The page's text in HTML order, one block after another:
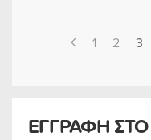
ΕΓΓΡΑΦΗ ΣΤΟ
1 2 3